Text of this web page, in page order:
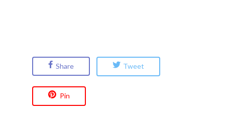
Share Tweet
Pin